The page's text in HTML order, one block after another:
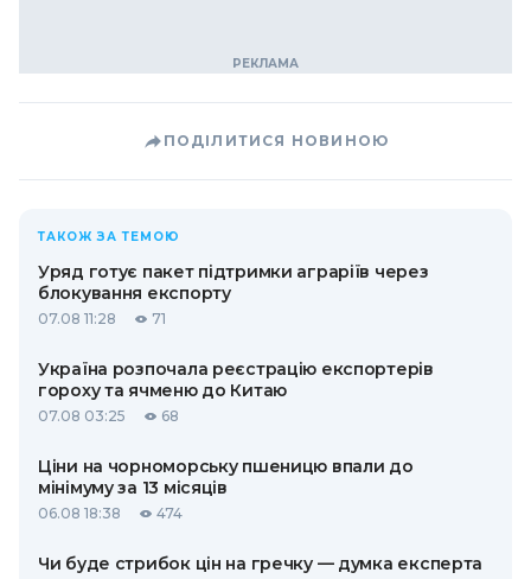
ПОДІЛИТИСЯ НОВИНОЮ
ТАКОЖ ЗА ТЕМОЮ
Уряд готує пакет підтримки аграріїв через
блокування експорту
07.08 11:28 71
Україна розпочала реєстрацію експортерів
гороху та ячменю до Китаю
07.08 03:25 68
Ціни на чорноморську пшеницю впали до
мінімуму за 13 місяців
06.08 18:38 474
Чи буде стрибок цін на гречку — думка експерта